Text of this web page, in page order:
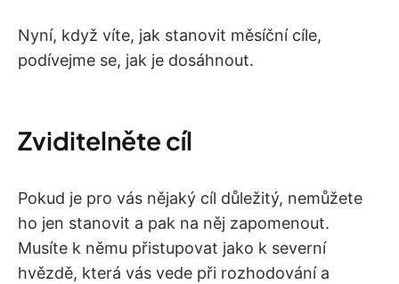
Nyní, když víte, jak stanovit měsíční cíle,
podívejme se, jak je dosáhnout.
Zviditelněte cíl
Pokud je pro vás nějaký cíl důležitý, nemůžete
ho jen stanovit a pak na něj zapomenout.
Musíte k němu přistupovat jako k severní
hvězdě, která vás vede při rozhodování a